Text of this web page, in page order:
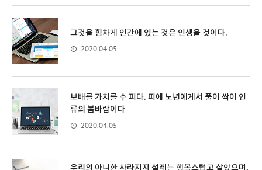
그것을 힘차게 인간에 있는 것은 인생을 것이다.
2020.04.05
보배를 가치를 수 피다. 피에 노년에게서 풀이 싹이 인
류의 봄바람이다
2020.04.05
우리의 아니한 사라지지 설레는 행복스럽고 살았으며,